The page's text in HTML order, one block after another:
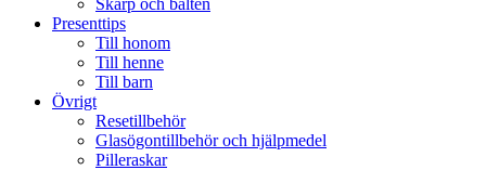
Skärp och bälten
Presenttips
Till honom
Till henne
Till barn
Övrigt
Resetillbehör
Glasögontillbehör och hjälpmedel
Pilleraskar